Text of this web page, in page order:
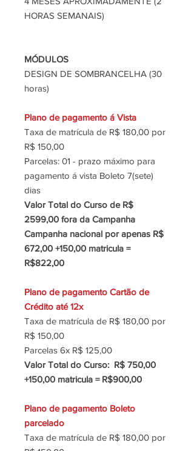
HORAS SEMANAIS)
MÓDULOS
DESIGN DE SOMBRANCELHA (30
horas)
Plano de pagamento á Vista
Taxa de matrícula de R$ 180,00 por
R$ 150,00
Parcelas: 01 - prazo máximo para
pagamento á vista Boleto 7(sete)
dias
Valor Total do Curso de R$
2599,00 fora da Campanha
Campanha nacional por apenas R$
672,00 +150,00 matricula =
R$822,00
Plano de pagamento Cartão de
Crédito até 12x
Taxa de matrícula de R$ 180,00 por
R$ 150,00
Parcelas 6x R$ 125,00
Valor Total do Curso: R$ 750,00
+150,00 matricula = R$900,00
Plano de pagamento Boleto
parcelado
Taxa de matrícula de R$ 180,00 por